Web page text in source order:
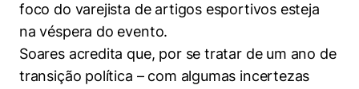
foco do varejista de artigos esportivos esteja
na véspera do evento.
Soares acredita que, por se tratar de um ano de
transição política – com algumas incertezas